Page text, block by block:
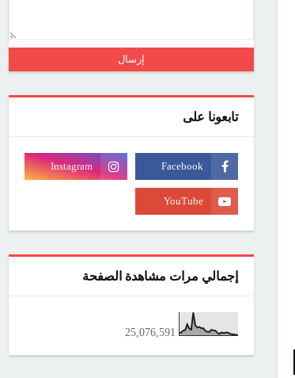
تابعونا على
إجمالي مرات مشاهدة الصفحة
25,076,591